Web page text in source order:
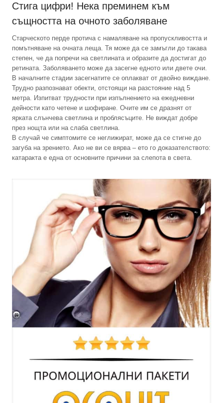
Стига цифри! Нека преминем към
същността на очното заболяване
Старческото перде протича с намаляване на пропускливостта и
помътняване на очната леща. Тя може да се замъгли до такава
степен, че да попречи на светлината и образите да достигат до
ретината. Заболяването може да засегне едното или двете очи.
В началните стадии засегнатите се оплакват от двойно виждане.
Трудно разпознават обекти, отстоящи на разстояние над 5
метра. Изпитват трудности при изпълнението на ежедневни
дейности като четене и шофиране. Очите им се дразнят от
ярката слънчева светлина и проблясъците. Не виждат добре
през нощта или на слаба светлина.
В случай че симптомите се неглижират, може да се стигне до
загуба на зрението. Ако не ви се вярва – ето го доказателството:
катаракта е една от основните причини за слепота в света.